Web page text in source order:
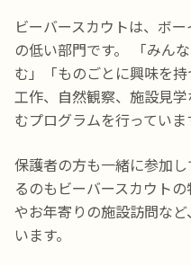
ビーバースカウトは、ボ
の低い部門です。 「みん
む」「ものごとに興味を持
工作、自然観察、施設見
むプログラムを行っていま
保護者の方も一緒に参加
るのもビーバースカウト
やお年寄りの施設訪問な
います。